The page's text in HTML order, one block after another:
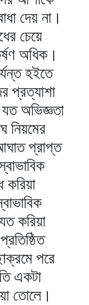
দেয় না।
চেয়ে
অধিক।
হইতে
প্রত্যাশা
অভিজ্ঞতা
নিয়মের
প্রাপ্ত
করিয়া
পরে
একটা
তোলে।